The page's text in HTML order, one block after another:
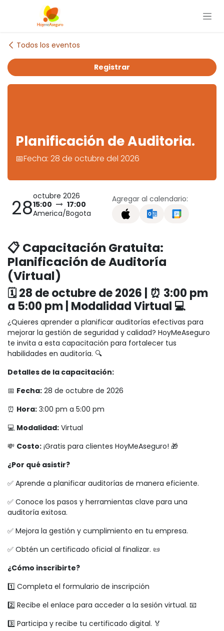
Ir al contenido
Todos los eventos
Registrar
Planificación de Auditoria.
📅Fecha: 28 de octubre del 2026
28octubre 2026
15:00
17:00
America/Bogota
Agregar al calendario:
📋 Capacitación Gratuita:
Planificación de Auditoría
(Virtual)
🗓️ 28 de octubre de 2026 | ⏰ 3:00 pm
a 5:00 pm | Modalidad Virtual 💻
¿Quieres aprender a planificar auditorías efectivas para
mejorar la gestión de seguridad y calidad? HoyMeAseguro
te invita a esta capacitación para fortalecer tus
habilidades en auditoría. 🔍
Detalles de la capacitación:
📅 Fecha: 28 de octubre de 2026
⏰ Hora: 3:00 pm a 5:00 pm
💻 Modalidad: Virtual
💸 Costo: ¡Gratis para clientes HoyMeAseguro! 🎁
¿Por qué asistir?
✅ Aprende a planificar auditorías de manera eficiente.
✅ Conoce los pasos y herramientas clave para una
auditoría exitosa.
✅ Mejora la gestión y cumplimiento en tu empresa.
✅ Obtén un certificado oficial al finalizar. 📜
¿Cómo inscribirte?
1️⃣ Completa el formulario de inscripción
2️⃣ Recibe el enlace para acceder a la sesión virtual. 📧
3️⃣ Participa y recibe tu certificado digital. 🏅